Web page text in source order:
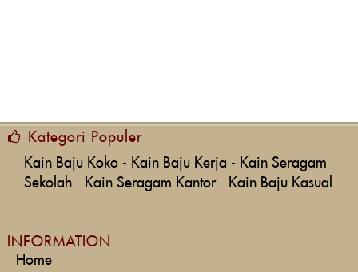
Kategori Populer
Kain Baju Koko - Kain Baju Kerja - Kain Seragam
Sekolah - Kain Seragam Kantor- Kain Baju Kasual
INFORMATION
Home